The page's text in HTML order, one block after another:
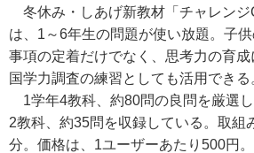
冬休み・しあげ新教材「チャレンジ
は、1～6年生の問題が使い放題。子
事項の定着だけでなく、思考力の育
国学力調査の練習としても活用できる
1学年4教科、約80問の良問を厳選
2教科、約35問を収録している。取組
分。価格は、1ユーザーあたり500円